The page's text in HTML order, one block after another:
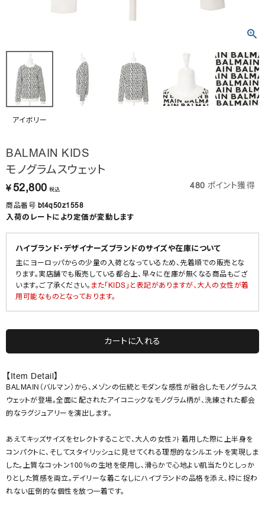
はじめてご利用の方へ
お問い合わせ
アイボリー
BALMAIN KIDS
モノグラムスウェット
¥ 52,800 税込 480 ポイント獲得
商品番号 bt4q50z1558
入荷のレートにより定価が変動します
ハイブランド・デザイナーズブランドのサイズや在庫について
主にヨーロッパからの少量の入荷となっているため、先着順での販売とな
ります。実店舗でも販売している都合上、早々に在庫が無くなる商品もござ
います。ご了承ください。 また「KIDS」と表記がありますが、大人の女性が着
用可能なものとなっております。
カートに入れる
【Item Detail】
BALMAIN（バルマン）から、メゾンの伝統とモダンな感性が融合したモノグラムス
ウェットが登場。全面に配されたアイコニックなモノグラム柄が、洗練された都会
的なラグジュアリーを演出します。
あえてキッズサイズをセレクトすることで、大人の女性가 着用した際に上半身を
コンパクトに、そしてスタイリッシュに見せてくれる理想的なシルエットを実現しま
した。上質なコットン100％の生地を使用し、滑らかで心地よい肌当たりとしっか
りとした質感を両立。デイリーな着こなしにハイブランドの品格を添え、枠に捉わ
れない圧倒的な個性を放つ一着です。